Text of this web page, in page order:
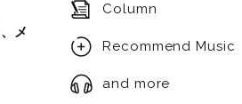
メ
Column
Recommend Music
and more